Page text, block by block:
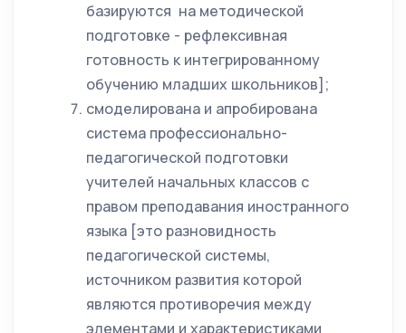
базируются на методической
подготовке - рефлексивная
готовность к интегрированному
обучению младших школьников];
смоделирована и апробирована
система профессионально-
педагогической подготовки
учителей начальных классов с
правом преподавания иностранного
языка [это разновидность
педагогической системы,
источником развития которой
являются противоречия между
элементами и характеристиками